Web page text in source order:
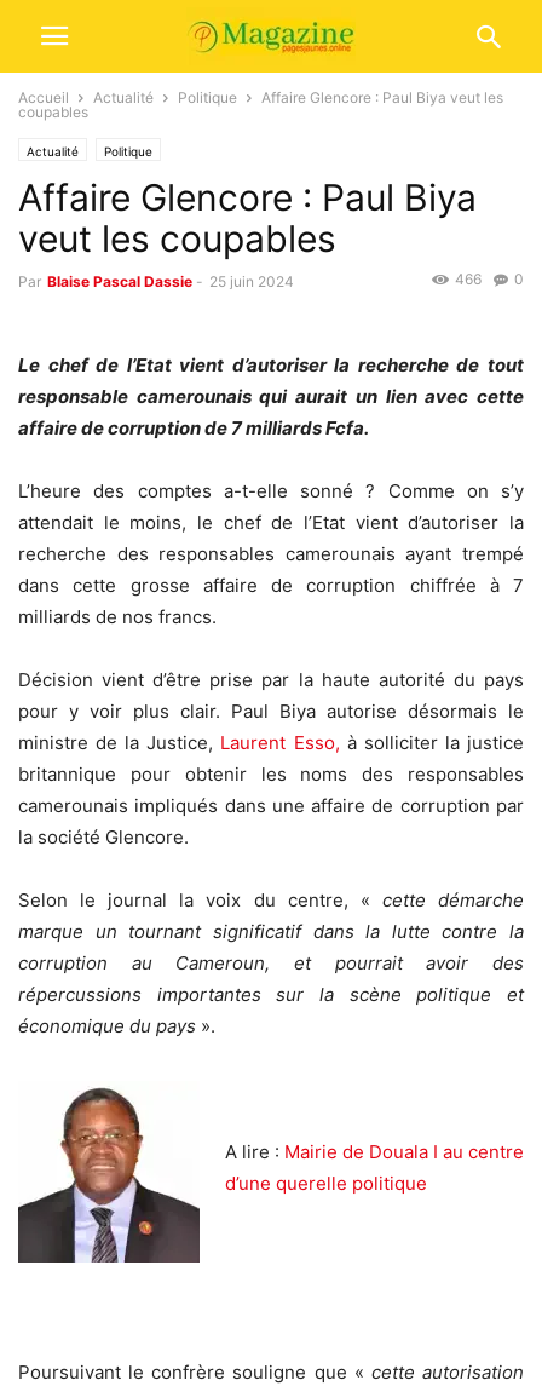
Accueil Actualité Politique
Affaire Glencore : Paul Biya veut les
coupables
Actualité Politique
Affaire Glencore : Paul Biya
veut les coupables
Par Blaise Pascal Dassie - 25 juin 2024 0
466
Le chef de l’Etat vient d’autoriser la recherche de tout
responsable camerounais qui aurait un lien avec cette
affaire de corruption de 7 milliards Fcfa.
L’heure des comptes a-t-elle sonné ? Comme on s’y
attendait le moins, le chef de l’Etat vient d’autoriser la
recherche des responsables camerounais ayant trempé
dans cette grosse affaire de corruption chiffrée à 7
milliards de nos francs.
Décision vient d’être prise par la haute autorité du pays
pour y voir plus clair. Paul Biya autorise désormais le
ministre de la Justice, Laurent Esso, à solliciter la justice
britannique pour obtenir les noms des responsables
camerounais impliqués dans une affaire de corruption par
la société Glencore.
Selon le journal la voix du centre, « cette démarche
marque un tournant significatif dans la lutte contre la
corruption au Cameroun, et pourrait avoir des
répercussions importantes sur la scène politique et
économique du pays ».
A lire : Mairie de Douala I au centre
d’une querelle politique
Poursuivant le confrère souligne que « cette autorisation